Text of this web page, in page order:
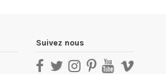
Suivez nous